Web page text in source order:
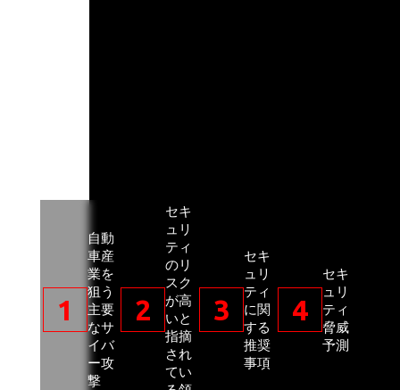
1
自動
車産
業を
狙う
主要
なサ
イバ
ー攻
撃
2
セキ
ュリ
ティ
のリ
スク
が高
いと
指摘
され
てい
3
セキ
ュリ
ティ
に関
する
推奨
事項
4
セキ
ュリ
ティ
脅威
予測